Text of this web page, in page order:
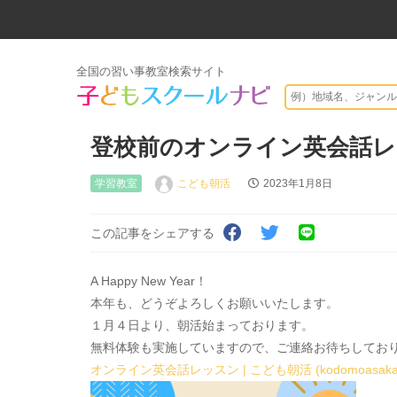
全国の習い事教室検索サイト
登校前のオンライン英会話
学習教室 こども朝活 2023年1月8日
この記事をシェアする
A Happy New Year！
本年も、どうぞよろしくお願いいたします。
１月４日より、朝活始まっております。
無料体験も実施していますので、ご連絡お待ちしてお
オンライン英会話レッスン | こども朝活